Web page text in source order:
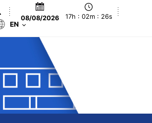
08/08/2026 17h : 02m : 27s
EN